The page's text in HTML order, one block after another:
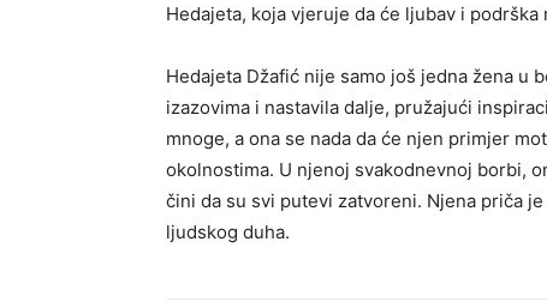
Hedajeta, koja vjeruje da će ljubav i
Hedajeta Džafić nije samo još jedna žena u
izazovima i nastavila dalje, pružajući
mnoge, a ona se nada da će njen primjer
okolnostima. U njenoj svakodnevnoj borbi,
čini da su svi putevi zatvoreni. Njena priča
ljudskog duha.